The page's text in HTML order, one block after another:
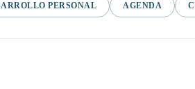
PERSONAL AGENDA